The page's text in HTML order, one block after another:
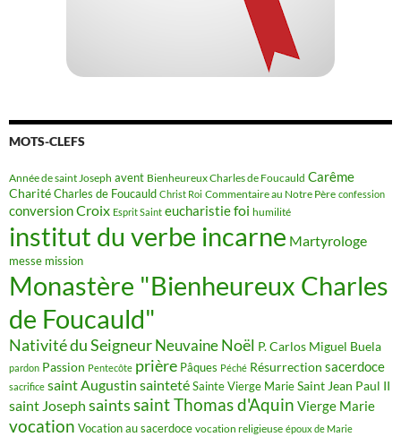
MOTS-CLEFS
Année de saint Joseph avent Bienheureux Charles de Foucauld Carême
Charité Charles de Foucauld Christ Roi Commentaire au Notre Père confession
conversionCroix Esprit Saint eucharistiefoi humilité
institut du verbe incarne Martyrologe
messe mission
Monastère "Bienheureux Charles
de Foucauld"
Nativité du Seigneur Neuvaine Noël P. Carlos Miguel Buela
pardon Passion Pentecôte prière Pâques Péché Résurrection sacerdoce
sacrifice saint Augustin saintetéSainte Vierge MarieSaint Jean Paul II
saint Joseph saintssaint Thomas d'Aquin Vierge Marie
vocation Vocation au sacerdoce vocation religieuse époux de Marie